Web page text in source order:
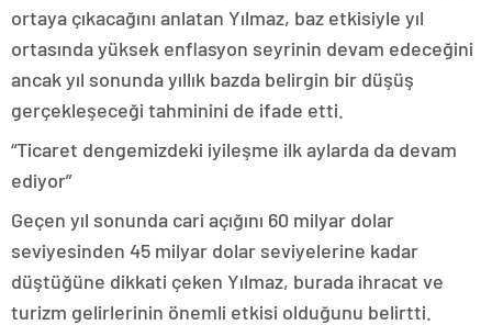
ortaya çıkacağını anlatan Yılmaz, baz etkisiyle yıl
ortasında yüksek enflasyon seyrinin devam edeceğini
ancak yıl sonunda yıllık bazda belirgin bir düşüş
gerçekleşeceği tahminini de ifade etti.
“Ticaret dengemizdeki iyileşme ilk aylarda da devam
ediyor”
Geçen yıl sonunda cari açığını 60 milyar dolar
seviyesinden 45 milyar dolar seviyelerine kadar
düştüğüne dikkati çeken Yılmaz, burada ihracat ve
turizm gelirlerinin önemli etkisi olduğunu belirtti.